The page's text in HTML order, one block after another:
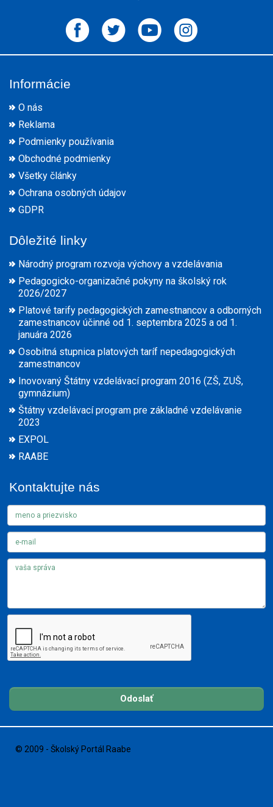
Informácie
O nás
Reklama
Podmienky používania
Obchodné podmienky
Všetky články
Ochrana osobných údajov
GDPR
Dôležité linky
Národný program rozvoja výchovy a vzdelávania
Pedagogicko-organizačné pokyny na školský rok
2026/2027
Platové tarify pedagogických zamestnancov a odborných
zamestnancov účinné od 1. septembra 2025 a od 1.
januára 2026
Osobitná stupnica platových taríf nepedagogických
zamestnancov
Inovovaný Štátny vzdelávací program 2016 (ZŠ, ZUŠ,
gymnázium)
Štátny vzdelávací program pre základné vzdelávanie
2023
EXPOL
RAABE
Kontaktujte nás
Odoslať
© 2009 - Školský Portál Raabe